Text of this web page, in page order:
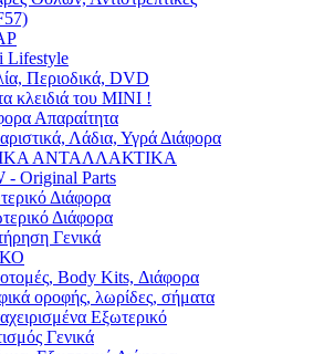
Lifestyle
Περιοδικά, DVD
κλειδιά του MINI !
Απαραίτητα
Λάδια, Υγρά Διάφορα
ΑΝΤΑΛΛΑΚΤΙΚΑ
- Original Parts
Διάφορα
Διάφορα
Γενικά
Body Kits, Διάφορα
οροφής, λωρίδες, σήματα
Εξωτερικό
Γενικά